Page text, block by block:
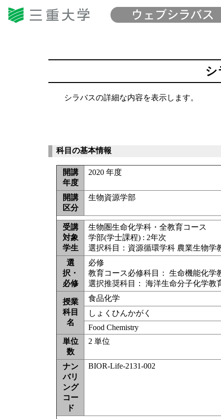
シ
シラバスの詳細な内容を表示します。
科目の基本情報
開講
年度
2020 年度
開講
区分
生物資源学部
受講
対象
学生
生物圏生命化学科・全教育コース
学部(学士課程) : 2年次
選択科目：資源循環学科 農業生物
選
択・
必修
必修
教育コース必修科目： 生命機能化学
選択推奨科目： 海洋生命分子化学教
授業
科目
名
食品化学
しょくひんかがく
Food Chemistry
単位
数
2 単位
ナン
バリ
ング
コー
ド
BIOR-Life-2131-002